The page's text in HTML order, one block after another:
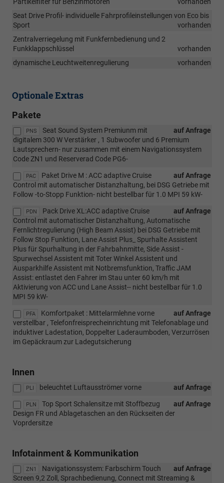
Partikelfilter für Benzinmotoren
vorhanden
Seat Drive Profil- individuelle Fahrprofileinstellungen von Eco bis
Sport
vorhanden
Zentralverriegelung mit Funkfernbedienung und 2
Funkklappschlüssel
vorhanden
dynamische Leuchtweitenregulierung
vorhanden
Optionale Extras
Pakete
PNS auf Anfrage
Seat Sound System Premiunm mit
digitalem 300 W Verstärker , 1 Subwoofer und 6 Premium
Lautsprechern- nur zusammen mit einem Navigationssystem
Code ZN1 und Reserverad Code PG6-
PAC auf Anfrage
Paket Drive M : ACC adaptive Cruise
Control mit automatischer Distanzhaltung, bei DSG Getriebe mit
Follow -to-Stopp Funktion- nicht bestellbar für 1.0 MPI 59 kW-
PDN auf Anfrage
Pack Drive XL:ACC adaptive Cruise
Control mit automatischer Distanzhaltung, Automatische
Fernlichtregulierung (High Beam Assist) bei DSG Getriebe mit
Follow Stop Funktion, Lane Assist Plus_ Spurhalte Assistent
Plus für Spurhaltung in der Fahrbahnmitte, Side Assist -
Spurwechsel Assistent mit Toter Winkel Assistent und
Ausparkhilfe Assistent mit Notbremsfunktion, Traffic JAM
Assist: entlastet den Fahrer im Stau unter 60 km/h mit
Aktivierung von ACC und Lane Assist-- nicht bestellbar für 1.0
MPI 59 kW-
PFA auf Anfrage
Komfortpaket : Mittelarmlehne vorne
verstellbar , Telefonfreisprecheinrichtung mit Telefonablage und
induktiver Ladestation, Doppelter Laderaumboden, Verzurrösen
im Gepäckraum zur Ladegutsicherung
Innen
PLI auf Anfrage
beleuchtet Luftausströmer vorne
PLN auf Anfrage
Top Sport Schalensitze mit Stoffbezug
Design FR und Ablagetaschen an den Rückseiten der
Voprdersitze
Infotainment & Kommunikation
ZN1 auf Anfrage
Navigationssystem: Farbschirm Touch
Screen 9,2 Zoll, Sprachbedienung, Connect mit Streaming &